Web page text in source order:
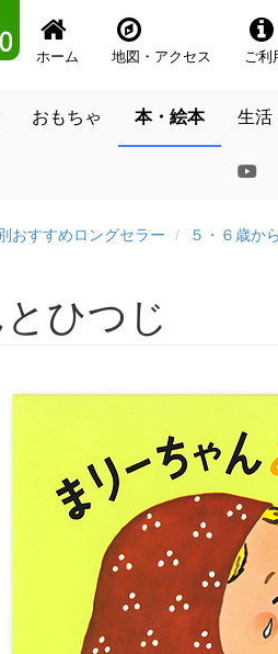
ホーム 地図・アクセス ご利
おもちゃ 本・絵本 生活
おすすめロングセラー ５・６歳か
ひつじ